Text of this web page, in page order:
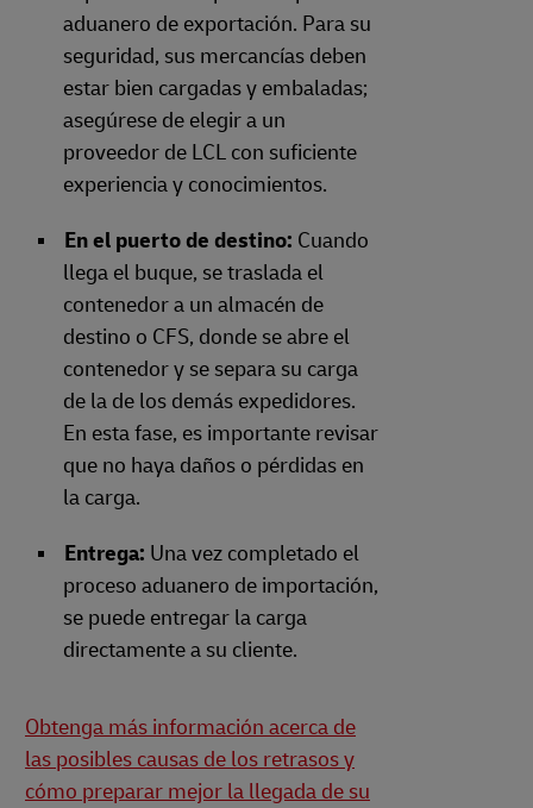
aduanero de exportación. Para su
seguridad, sus mercancías deben
estar bien cargadas y embaladas;
asegúrese de elegir a un
proveedor de LCL con suficiente
experiencia y conocimientos.
En el puerto de destino: Cuando
llega el buque, se traslada el
contenedor a un almacén de
destino o CFS, donde se abre el
contenedor y se separa su carga
de la de los demás expedidores.
En esta fase, es importante revisar
que no haya daños o pérdidas en
la carga.
Entrega: Una vez completado el
proceso aduanero de importación,
se puede entregar la carga
directamente a su cliente.
Obtenga más información acerca de
las posibles causas de los retrasos y
cómo preparar mejor la llegada de su